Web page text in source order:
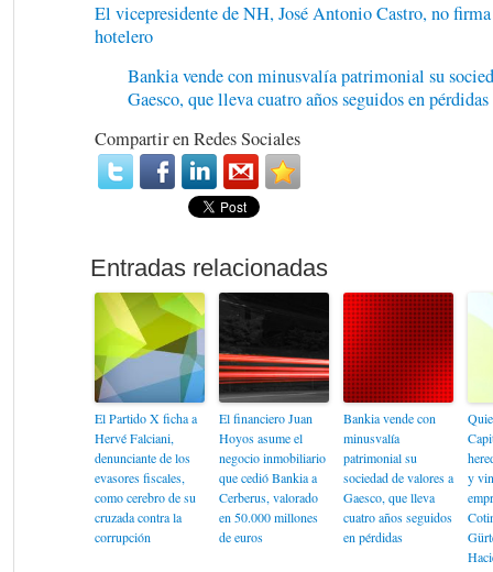
El vicepresidente de NH, José Antonio Castro, no
hotelero
Bankia vende con minusvalía patrimonial su
Gaesco, que lleva cuatro años seguidos en pérdidas
Compartir en Redes Sociales
El Partido X ficha a
Hervé Falciani,
denunciante de los
evasores fiscales,
como cerebro de su
cruzada contra la
corrupción
El financiero Juan
Hoyos asume el
negocio inmobiliario
que cedió Bankia a
Cerberus, valorado
en 50.000 millones
de euros
Bankia vende con
minusvalía
patrimonial su
sociedad de valores a
Gaesco, que lleva
cuatro años seguidos
en pérdidas
y